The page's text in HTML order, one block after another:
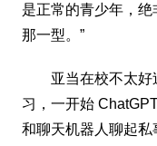
是正常的青少年，
那一型。”
亚当在校不太好
习，一开始
和聊天机器人聊起